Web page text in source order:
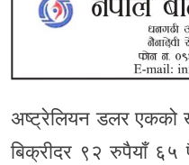
अष्ट्रेलियन डलर एकको
बिक्रीदर ९२ रुपैयाँ